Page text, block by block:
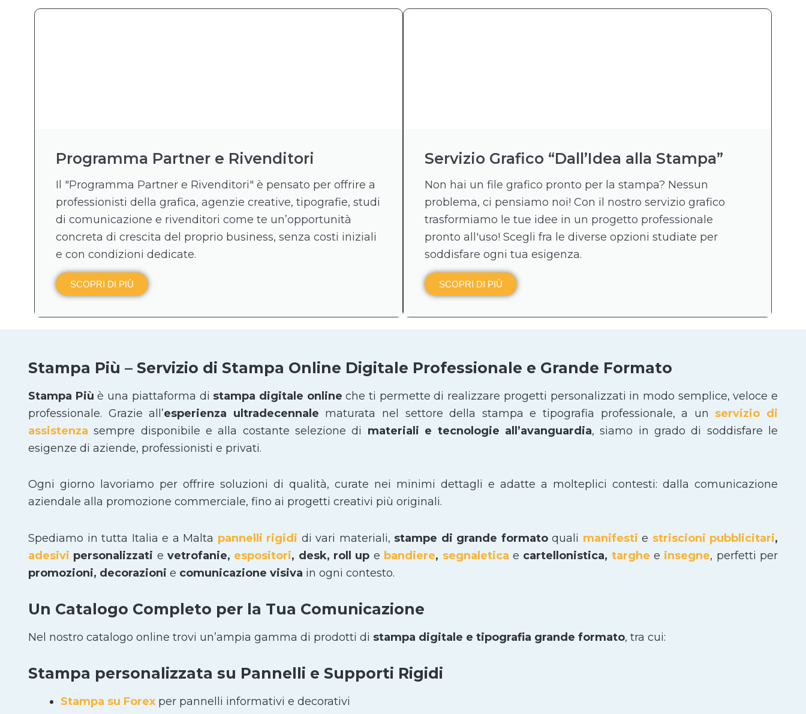
Programma Partner e Rivenditori
Il "Programma Partner e Rivenditori" è pensato per offrire a
professionisti della grafica, agenzie creative, tipografie, studi
di comunicazione e rivenditori come te un’opportunità
concreta di crescita del proprio business, senza costi iniziali
e con condizioni dedicate.
SCOPRI DI PIÙ
Servizio Grafico “Dall’Idea alla Stampa”
Non hai un file grafico pronto per la stampa? Nessun
problema, ci pensiamo noi! Con il nostro servizio grafico
trasformiamo le tue idee in un progetto professionale
pronto all'uso! Scegli fra le diverse opzioni studiate per
soddisfare ogni tua esigenza.
SCOPRI DI PIÙ
Stampa Più – Servizio di Stampa Online Digitale Professionale e Grande Formato
Stampa Più è una piattaforma di stampa digitale online che ti permette di realizzare progetti personalizzati in modo semplice, veloce e
professionale. Grazie all’esperienza ultradecennale maturata nel settore della stampa e tipografia professionale, a un servizio di
assistenza sempre disponibile e alla costante selezione di materiali e tecnologie all’avanguardia, siamo in grado di soddisfare le
esigenze di aziende, professionisti e privati.
Ogni giorno lavoriamo per offrire soluzioni di qualità, curate nei minimi dettagli e adatte a molteplici contesti: dalla comunicazione
aziendale alla promozione commerciale, fino ai progetti creativi più originali.
Spediamo in tutta Italia e a Malta pannelli rigidi di vari materiali, stampe di grande formato quali manifesti e striscioni pubblicitari,
adesivi personalizzati e vetrofanie, espositori, desk, roll up e bandiere, segnaletica e cartellonistica, targhee insegne, perfetti per
promozioni, decorazioni e comunicazione visiva in ogni contesto.
Un Catalogo Completo per la Tua Comunicazione
Nel nostro catalogo online trovi un’ampia gamma di prodotti di stampa digitale e tipografia grande formato, tra cui:
Stampa personalizzata su Pannelli e Supporti Rigidi
Stampa su Forex per pannelli informativi e decorativi